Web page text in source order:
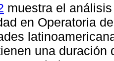
muestra el
en Operatoria
una duración